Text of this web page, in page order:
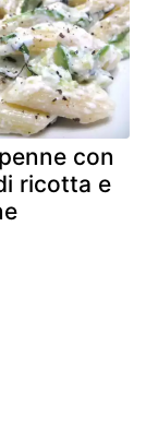
con
ricotta e